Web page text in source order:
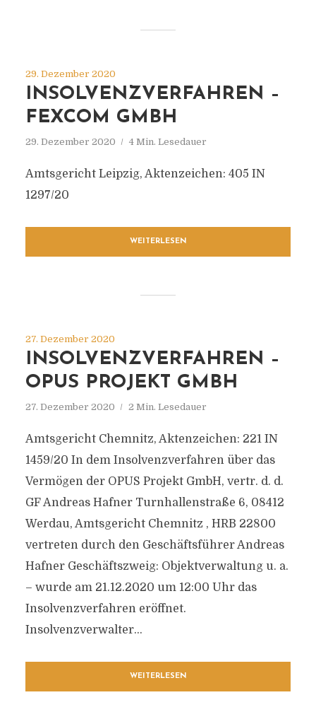
29. Dezember 2020
INSOLVENZVERFAHREN –
FEXCOM GMBH
29. Dezember 2020 4 Min. Lesedauer
Amtsgericht Leipzig, Aktenzeichen: 405 IN
1297/20
WEITERLESEN
27. Dezember 2020
INSOLVENZVERFAHREN –
OPUS PROJEKT GMBH
27. Dezember 2020 2 Min. Lesedauer
Amtsgericht Chemnitz, Aktenzeichen: 221 IN
1459/20 In dem Insolvenzverfahren über das
Vermögen der OPUS Projekt GmbH, vertr. d. d.
GF Andreas Hafner Turnhallenstraße 6, 08412
Werdau, Amtsgericht Chemnitz , HRB 22800
vertreten durch den Geschäftsführer Andreas
Hafner Geschäftszweig: Objektverwaltung u. a.
– wurde am 21.12.2020 um 12:00 Uhr das
Insolvenzverfahren eröffnet.
Insolvenzverwalter...
WEITERLESEN